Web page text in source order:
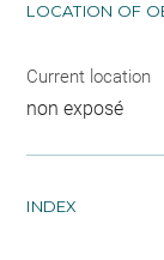
LOCATION OF
Current location
non exposé
INDEX